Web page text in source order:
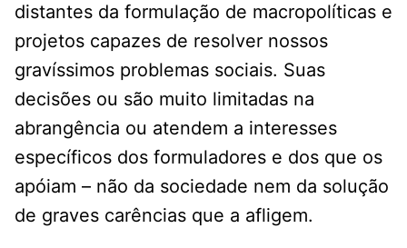
distantes da formulação de macropolíticas e
projetos capazes de resolver nossos
gravíssimos problemas sociais. Suas
decisões ou são muito limitadas na
abrangência ou atendem a interesses
específicos dos formuladores e dos que os
apóiam – não da sociedade nem da solução
de graves carências que a afligem.